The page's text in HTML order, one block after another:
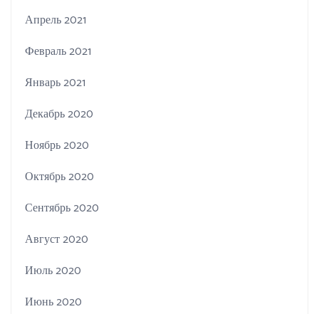
Апрель 2021
Февраль 2021
Январь 2021
Декабрь 2020
Ноябрь 2020
Октябрь 2020
Сентябрь 2020
Август 2020
Июль 2020
Июнь 2020